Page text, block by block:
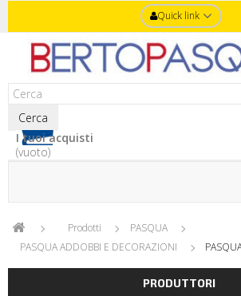
Quick link
Cerca
I tuoi acquisti
(vuoto)
Prodotti
PASQUA
PASQUA ADDOBBI E DECORAZIONI
PRODUTTORI